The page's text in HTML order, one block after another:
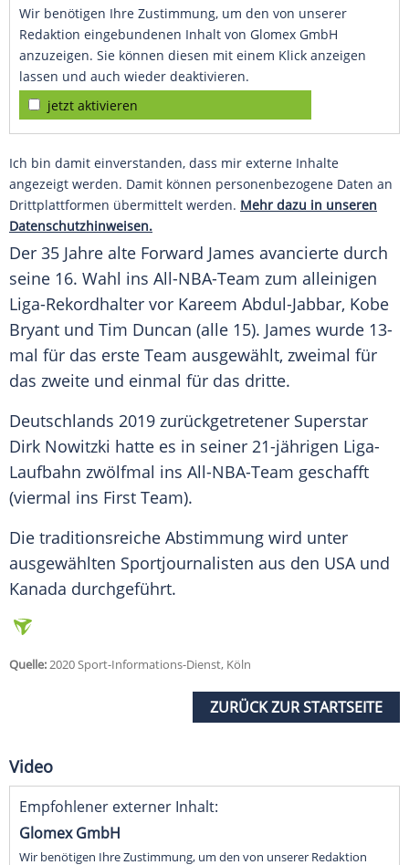
Wir benötigen Ihre Zustimmung, um den von unserer
Redaktion eingebundenen Inhalt von Glomex GmbH
anzuzeigen. Sie können diesen mit einem Klick anzeigen
lassen und auch wieder deaktivieren.
jetzt aktivieren
Ich bin damit einverstanden, dass mir externe Inhalte
angezeigt werden. Damit können personenbezogene Daten an
Drittplattformen übermittelt werden. Mehr dazu in unseren
Datenschutzhinweisen.
Der 35 Jahre alte Forward James avancierte durch
seine 16. Wahl ins All-NBA-Team zum alleinigen
Liga-Rekordhalter vor Kareem Abdul-Jabbar, Kobe
Bryant und Tim Duncan (alle 15). James wurde 13-
mal für das erste Team ausgewählt, zweimal für
das zweite und einmal für das dritte.
Deutschlands 2019 zurückgetretener Superstar
Dirk Nowitzki hatte es in seiner 21-jährigen Liga-
Laufbahn zwölfmal ins All-NBA-Team geschafft
(viermal ins First Team).
Die traditionsreiche Abstimmung wird unter
ausgewählten Sportjournalisten aus den USA und
Kanada durchgeführt.
Quelle:2020 Sport-Informations-Dienst, Köln
ZURÜCK ZUR STARTSEITE
Video
Empfohlener externer Inhalt:
Glomex GmbH
Wir benötigen Ihre Zustimmung, um den von unserer Redaktion